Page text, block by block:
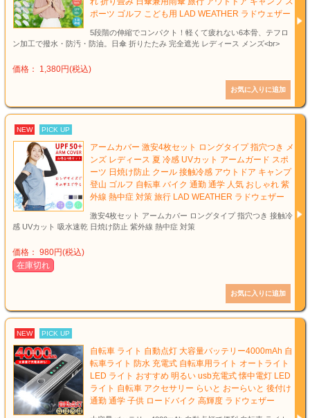
ポーツ ゴルフ こども用 LAD WEATHER ラドウェザー
5段階の伸縮でコンパクト！軽くて疲れない6本骨、テフロ
ン加工で撥水・防汚・防油。日傘 折りたたみ 完全遮光 レディース メンズ<br>
価格： 1,380円(税込)
NEW PICK UP
アームカバー 激安4枚セット ロングタイプ 指穴つき メ
ンズ レディース 夏 冷感 UVカット アームガード スポ
ーツ 日焼け防止 クール 接触冷感 アウトドア キャンプ
登山 ゴルフ 自転車 バイク 通勤 通学 人気 おしゃれ 紫
外線 熱中症 対策 旅行 LAD WEATHER ラドウェザー
激安4枚セット アームカバー ロングタイプ 指穴つき 接触冷
感 UVカット 吸水速乾 日焼け防止 紫外線 熱中症 対策
価格： 980円(税込)
在庫切れ
NEW PICK UP
自転車 ライト 自動点灯 大容量バッテリー4000mAh 自
転車ライト 防水 充電式 自転車用ライト オートライト
LED ライト おすすめ 明るい usb充電式 懐中電灯 LED
ライト 自転車 アクセサリー らいと おーらいと 後付け
通勤 通学 子供 ロードバイク 高輝度 ラドウェザー